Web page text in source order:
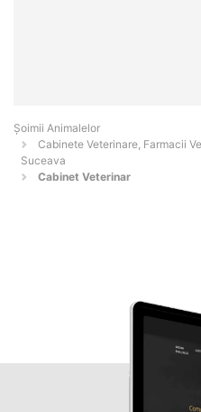
Şoimii Animalelor
Cabinete Veterinare, Farmacii
Suceava
Cabinet Veterinar